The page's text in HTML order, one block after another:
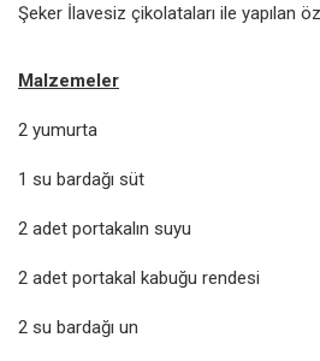
Şeker İlavesiz çikolataları ile yapılan
Malzemeler
2 yumurta
1 su bardağı süt
2 adet portakalın suyu
2 adet portakal kabuğu rendesi
2 su bardağı un